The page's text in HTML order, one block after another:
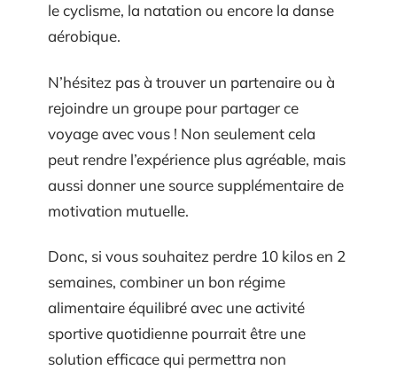
le cyclisme, la natation ou encore la danse
aérobique.
N’hésitez pas à trouver un partenaire ou à
rejoindre un groupe pour partager ce
voyage avec vous ! Non seulement cela
peut rendre l’expérience plus agréable, mais
aussi donner une source supplémentaire de
motivation mutuelle.
Donc, si vous souhaitez perdre 10 kilos en 2
semaines, combiner un bon régime
alimentaire équilibré avec une activité
sportive quotidienne pourrait être une
solution efficace qui permettra non